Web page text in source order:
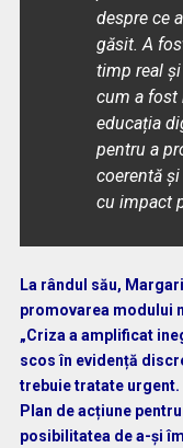
despre ce
găsit. A
timp real
cum a fost
educația
pentru a
coerentă
cu impact
La rândul său,
promovarea modului
„Criza a amplificat
scos în evidență
trebuie tratate urgent.
Plan de acțiune
posibilitatea de a-și